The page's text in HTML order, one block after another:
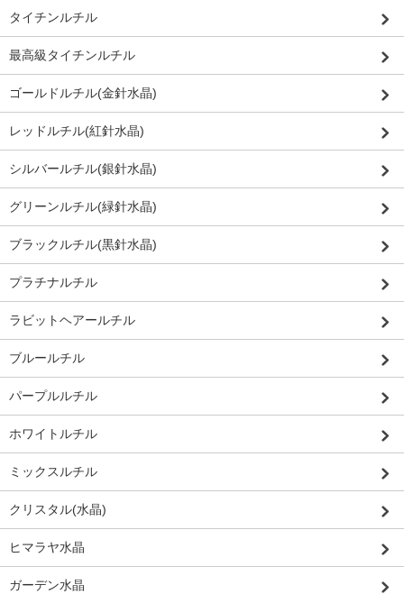
タイチンルチル
最高級タイチンルチル
ゴールドルチル(金針水晶)
レッドルチル(紅針水晶)
シルバールチル(銀針水晶)
グリーンルチル(緑針水晶)
ブラックルチル(黒針水晶)
プラチナルチル
ラビットヘアールチル
ブルールチル
パープルルチル
ホワイトルチル
ミックスルチル
クリスタル(水晶)
ヒマラヤ水晶
ガーデン水晶